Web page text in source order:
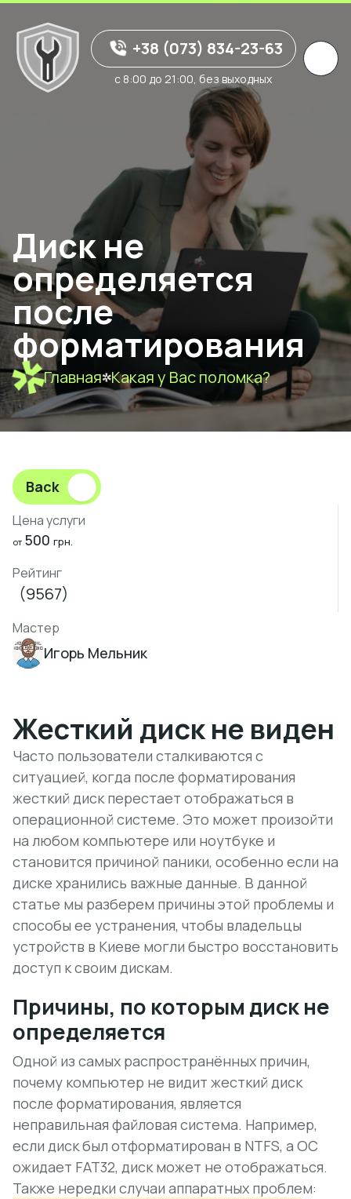
+38 (073) 834-23-63
с 8:00 до 21:00, без выходных
Диск не
определяется
после
форматирования
Главная Какая у Вас поломка?
Back
Цена услуги
от 500 грн.
Рейтинг
(9567)
Мастер
Игорь Мельник
Жесткий диск не виден
Часто пользователи сталкиваются с
ситуацией, когда после форматирования
жесткий диск перестает отображаться в
операционной системе. Это может произойти
на любом компьютере или ноутбуке и
становится причиной паники, особенно если на
диске хранились важные данные. В данной
статье мы разберем причины этой проблемы и
способы ее устранения, чтобы владельцы
устройств в Киеве могли быстро восстановить
доступ к своим дискам.
Причины, по которым диск не
определяется
Одной из самых распространённых причин,
почему компьютер не видит жесткий диск
после форматирования, является
неправильная файловая система. Например,
если диск был отформатирован в NTFS, а ОС
ожидает FAT32, диск может не отображаться.
Также нередки случаи аппаратных проблем: